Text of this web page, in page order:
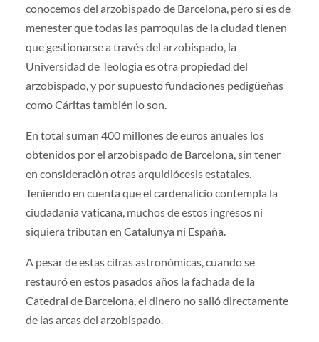
conocemos del arzobispado de Barcelona, pero sí es de
menester que todas las parroquias de la ciudad tienen
que gestionarse a través del arzobispado, la
Universidad de Teología es otra propiedad del
arzobispado, y por supuesto fundaciones pedigüeñas
como Cáritas también lo son.
En total suman 400 millones de euros anuales los
obtenidos por el arzobispado de Barcelona, sin tener
en consideraciòn otras arquidiócesis estatales.
Teniendo en cuenta que el cardenalicio contempla la
ciudadanía vaticana, muchos de estos ingresos ni
siquiera tributan en Catalunya ni España.
A pesar de estas cifras astronómicas, cuando se
restauró en estos pasados años la fachada de la
Catedral de Barcelona, el dinero no salió directamente
de las arcas del arzobispado.